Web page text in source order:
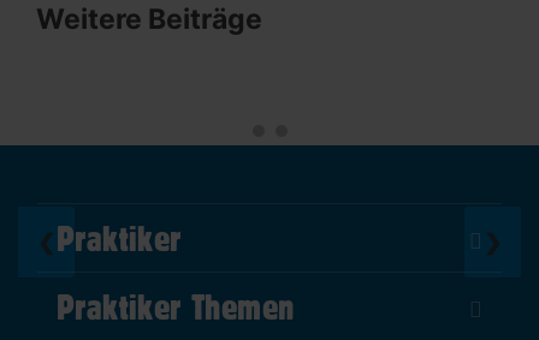
Weitere Beiträge
❮ ❯
Praktiker
Über Uns
Impressum
Praktiker Themen